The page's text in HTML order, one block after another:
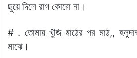
ছুয়ে দিলে রাগ কোরো না।
# . তোমায় খুঁজি মাঠের পর মাঠ,,
মাঝে।